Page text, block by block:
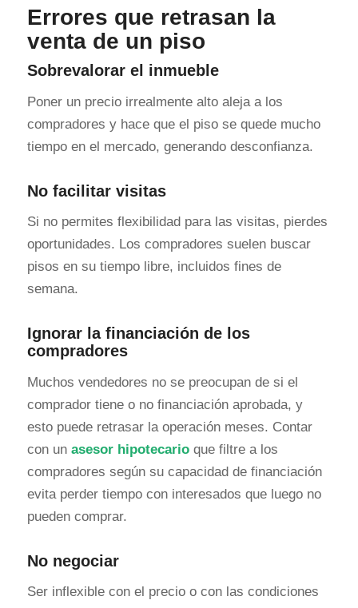
Errores que retrasan la
venta de un piso
Sobrevalorar el inmueble
Poner un precio irrealmente alto aleja a los
compradores y hace que el piso se quede mucho
tiempo en el mercado, generando desconfianza.
No facilitar visitas
Si no permites flexibilidad para las visitas, pierdes
oportunidades. Los compradores suelen buscar
pisos en su tiempo libre, incluidos fines de
semana.
Ignorar la financiación de los
compradores
Muchos vendedores no se preocupan de si el
comprador tiene o no financiación aprobada, y
esto puede retrasar la operación meses. Contar
con un asesor hipotecarioque filtre a los
compradores según su capacidad de financiación
evita perder tiempo con interesados que luego no
pueden comprar.
No negociar
Ser inflexible con el precio o con las condiciones